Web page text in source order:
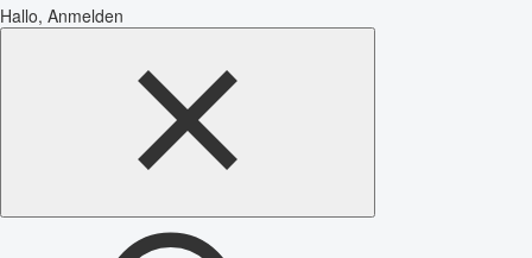
Hallo, Anmelden